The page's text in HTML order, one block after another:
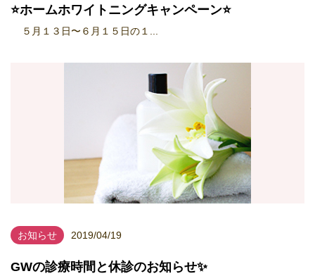
⭐️ホームホワイトニングキャンペーン⭐️
５月１３日〜６月１５日の１...
お知らせ 2019/04/19
GWの診療時間と休診のお知らせ✨